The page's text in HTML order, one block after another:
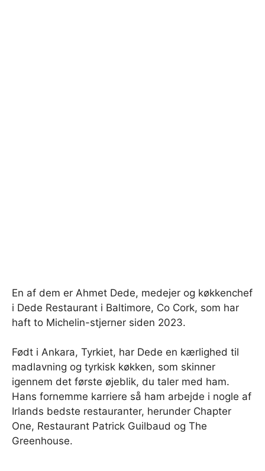
En af dem er Ahmet Dede, medejer og køkkenchef
i Dede Restaurant i Baltimore, Co Cork, som har
haft to Michelin-stjerner siden 2023.
Født i Ankara, Tyrkiet, har Dede en kærlighed til
madlavning og tyrkisk køkken, som skinner
igennem det første øjeblik, du taler med ham.
Hans fornemme karriere så ham arbejde i nogle af
Irlands bedste restauranter, herunder Chapter
One, Restaurant Patrick Guilbaud og The
Greenhouse.